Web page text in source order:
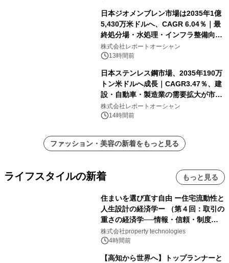
日本ジオメンブレン市場は2035年1億
5,430万米ドルへ、CAGR 6.04％｜最
終処分場・水処理・インフラ整備向け
需要拡大
株式会社レポートオーシャン
13時間前
日本ステンレス鋼市場、2035年190万
トン米ドルへ成長｜CAGR3.47％、建
設・自動車・製造業の需要拡大が市場
を牽引
株式会社レポートオーシャン
14時間前
ファッション・美容の新着をもっと見る
ライフスタイルの新着 もっと見る
住まいを選び直す自由 ー住宅流動性と
人生設計の経済学ー （第４回：取引の
重さの経済学──情報・信頼・制度を
PropTechはどう組み替えるか）｜
PropTech-Lab
株式会社property technologies
4時間前
【高知から世界へ】トップランナーと